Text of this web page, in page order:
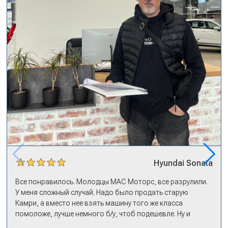
Hyundai Sonata
Все понравилось. Молодцы МАС Моторс, все разрулили.
У меня сложный случай. Надо было продать старую
Камри, а вместо нее взять машину того же класса
помоложе, лучше немного б/у, чтоб подешевле. Ну и